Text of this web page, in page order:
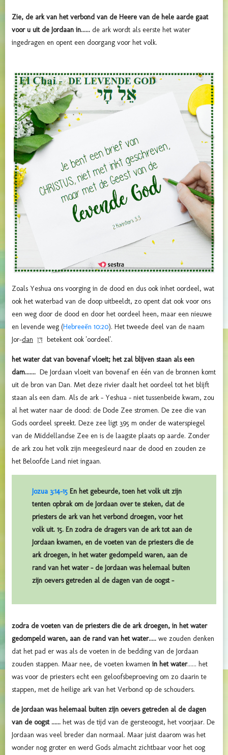
Zie, de ark van het verbond van de Heere van de hele aarde gaat
voor u uit de Jordaan in...... de ark wordt als eerste het water
ingedragen en opent een doorgang voor het volk.
Zoals Yeshua ons voorging in de dood en dus ook inhet oordeel, wat
ook het waterbad van de doop uitbeeldt, zo opent dat ook voor ons
een weg door de dood en door het oordeel heen, maar een nieuwe
en levende weg (Hebreeën 10:20). Het tweede deel van de naam
Jor-dan דֵּן betekent ook 'oordeel'.
het water dat van bovenaf vloeit; het zal blijven staan als een
dam....... De Jordaan vloeit van bovenaf en één van de bronnen komt
uit de bron van Dan. Met deze rivier daalt het oordeel tot het blijft
staan als een dam. Als de ark - Yeshua - niet tussenbeide kwam, zou
al het water naar de dood: de Dode Zee stromen. De zee die van
Gods oordeel spreekt. Deze zee ligt 395 m onder de waterspiegel
van de Middellandse Zee en is de laagste plaats op aarde. Zonder
de ark zou het volk zijn meegesleurd naar de dood en zouden ze
het Beloofde Land niet ingaan.
Jozua 3:14-15 En het gebeurde, toen het volk uit zijn
tenten opbrak om de Jordaan over te steken, dat de
priesters de ark van het verbond droegen, voor het
volk uit. 15. En zodra de dragers van de ark tot aan de
Jordaan kwamen, en de voeten van de priesters die de
ark droegen, in het water gedompeld waren, aan de
rand van het water – de Jordaan was helemaal buiten
zijn oevers getreden al de dagen van de oogst –
zodra de voeten van de priesters die de ark droegen, in het water
gedompeld waren, aan de rand van het water..... we zouden denken
dat het pad er was als de voeten in de bedding van de Jordaan
zouden stappen. Maar nee, de voeten kwamen in het water...... het
was voor de priesters echt een geloofsbeproeving om zo daarin te
stappen, met de heilige ark van het Verbond op de schouders.
de Jordaan was helemaal buiten zijn oevers getreden al de dagen
van de oogst ...... het was de tijd van de gersteoogst, het voorjaar. De
Jordaan was veel breder dan normaal. Maar juist daarom was het
wonder nog groter en werd Gods almacht zichtbaar voor het oog